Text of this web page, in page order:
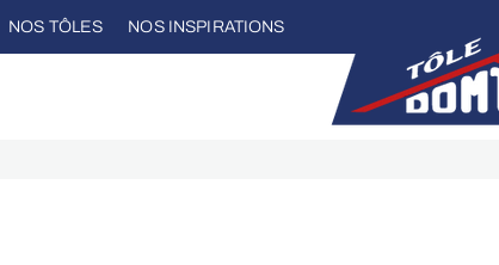
NOS TÔLES NOS INSPIRATIONS